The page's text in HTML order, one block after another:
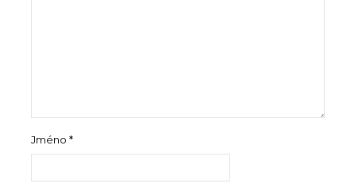
Jméno*